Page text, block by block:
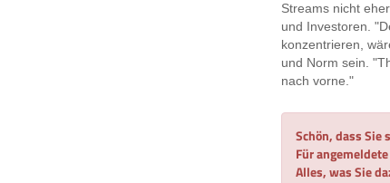
Streams nicht
und Investoren.
konzentrieren,
und Norm sein.
nach vorne."
Schön, dass Sie
Für
Alles, was Sie